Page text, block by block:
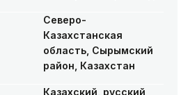
Северо-
Казахстанская
область, Сырымский
район, Казахстан
Казахский, русский